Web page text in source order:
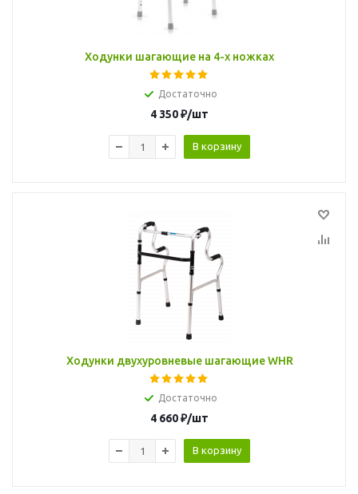
Ходунки шагающие на 4-х ножках
Достаточно
4 350₽/шт
В корзину
Ходунки двухуровневые шагающие WHR
Достаточно
4 660₽/шт
В корзину